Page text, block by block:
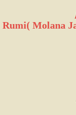
Rumi( Molana